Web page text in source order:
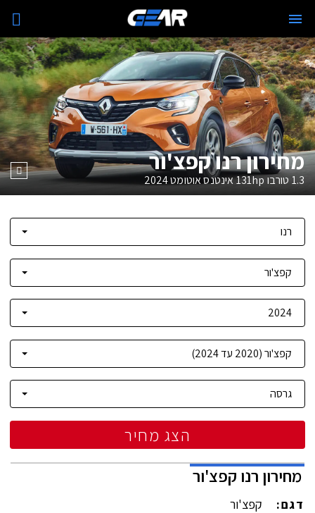
מחירון רנו קפצ'ור
1.3 טורבו 131hp אינטנס אוטומט 2024
הצג מחיר
מחירון רנו קפצ'ור
דגם:
קפצ'ור